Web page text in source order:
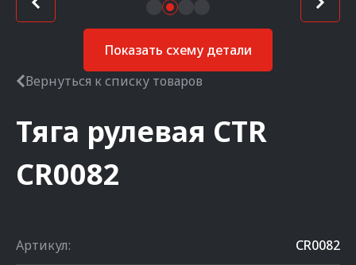
Показать схему детали
Вернуться к списку товаров
Тяга рулевая CTR
CR0082
Артикул:
CR0082